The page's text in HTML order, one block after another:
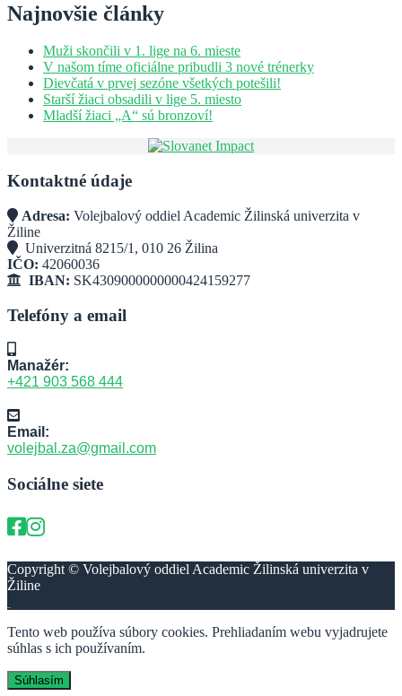
Najnovšie články
Muži skončili v 1. lige na 6. mieste
V našom tíme oficiálne pribudli 3 nové trénerky
Dievčatá v prvej sezóne všetkých potešili!
Starší žiaci obsadili v lige 5. miesto
Mladší žiaci „A“ sú bronzoví!
Kontaktné údaje
Adresa: Volejbalový oddiel Academic Žilinská univerzita v
Žiline
Univerzitná 8215/1, 010 26 Žilina
IČO: 42060036
IBAN: SK4309000000000424159277
Telefóny a email
Manažér:
+421 903 568 444
Email:
volejbal.za@gmail.com
Sociálne siete
Copyright © Volejbalový oddiel Academic Žilinská univerzita v
Žiline
Tento web používa súbory cookies. Prehliadaním webu vyjadrujete
súhlas s ich používaním.
Súhlasím